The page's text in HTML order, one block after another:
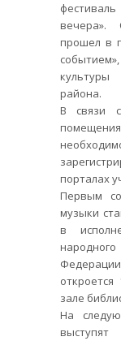
вечера».
прошел в
района.
В связи
порталах
Первым
музыки
в
зале
На